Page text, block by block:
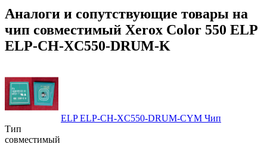
Аналоги и сопутствующие товары на
чип совместимый Xerox Color 550 ELP
ELP-CH-XC550-DRUM-K
ELP ELP-CH-XC550-DRUM-CYM Чип
Тип
совместимый